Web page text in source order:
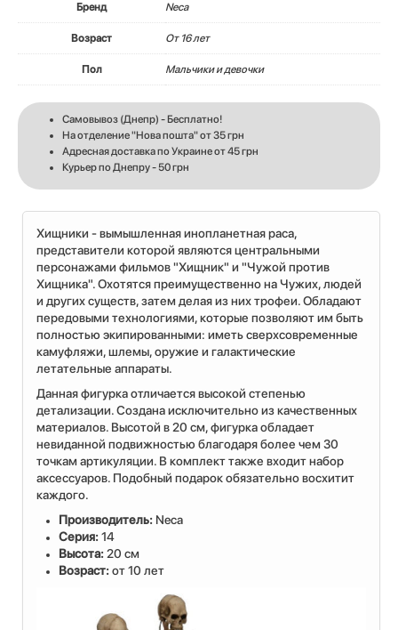
Бренд Neca
Возраст От 16 лет
Пол Мальчики и девочки
Самовывоз (Днепр) - Бесплатно!
На отделение "Нова пошта" от 35 грн
Адресная доставка по Украине от 45 грн
Курьер по Днепру - 50 грн
Хищники - вымышленная инопланетная раса,
представители которой являются центральными
персонажами фильмов "Хищник" и "Чужой против
Хищника". Охотятся преимущественно на Чужих, людей
и других существ, затем делая из них трофеи. Обладают
передовыми технологиями, которые позволяют им быть
полностью экипированными: иметь сверхсовременные
камуфляжи, шлемы, оружие и галактические
летательные аппараты.
Данная фигурка отличается высокой степенью
детализации. Создана исключительно из качественных
материалов. Высотой в 20 см, фигурка обладает
невиданной подвижностью благодаря более чем 30
точкам артикуляции. В комплект также входит набор
аксессуаров. Подобный подарок обязательно восхитит
каждого.
Производитель: Neca
Серия:14
Высота:20 см
Возраст:от 10 лет